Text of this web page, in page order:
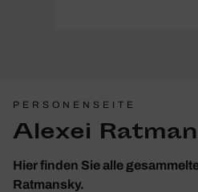
PERSONENSEITE
Alexei
Hier finden Sie alle
Ratmansky.